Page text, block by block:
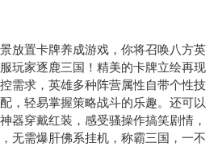
放置卡牌养成游戏，你将召唤八方英
玩家逐鹿三国！精美的卡牌立绘再现
需求，英雄多种阵营属性自带个性技
，轻易掌握策略战斗的乐趣。还可以
器穿戴红装，感受骚操作搞笑剧情，
无需爆肝佛系挂机，称霸三国，一不